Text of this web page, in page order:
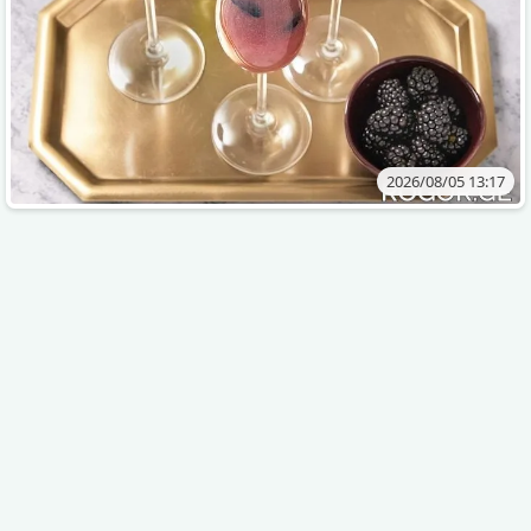
2026/08/05 13:17